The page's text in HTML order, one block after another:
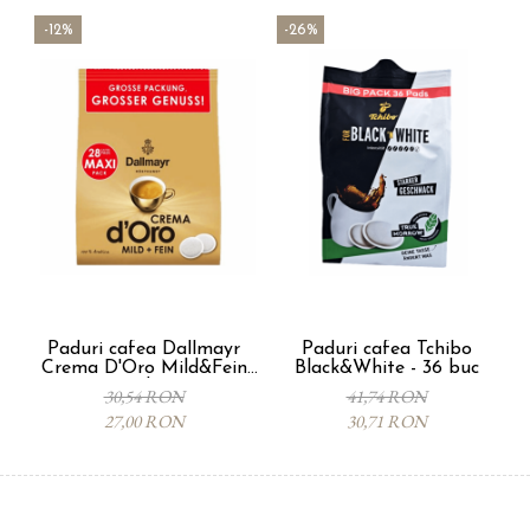
-12%
Paduri cafea Dallmayr
Crema D'Oro Mild&Fein
-28 buc
30,54 RON
27,00 RON
-26%
Paduri cafea Tchibo
Black&White - 36 buc
41,74 RON
30,71 RON